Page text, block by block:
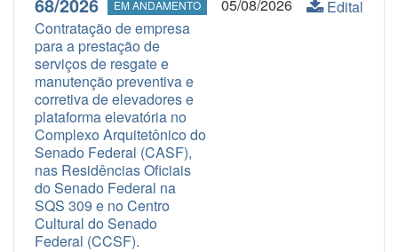
EM ANDAMENTO
Contratação de empresa
para a prestação de
serviços de resgate e
manutenção preventiva e
corretiva de elevadores e
plataforma elevatória no
Complexo Arquitetônico do
Senado Federal (CASF),
nas Residências Oficiais
do Senado Federal na
SQS 309 e no Centro
Cultural do Senado
Federal (CCSF).
05/08/2026 Edital